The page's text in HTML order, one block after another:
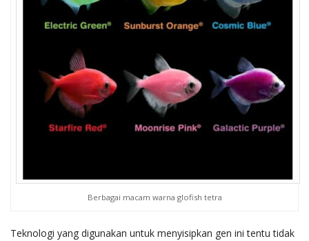
Berbagai macam warna glofish tetra
Teknologi yang digunakan untuk menyisipkan gen ini tentu tidak